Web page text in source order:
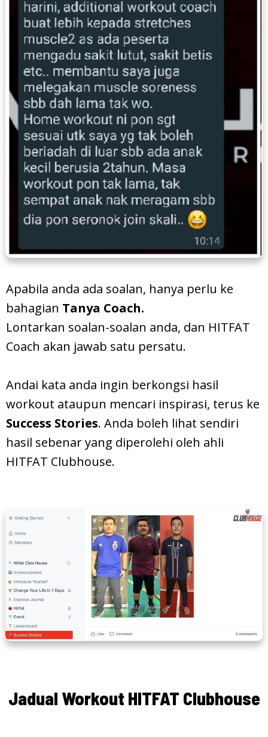
Apabila anda ada soalan, hanya perlu ke
bahagian Tanya Coach.
Lontarkan soalan-soalan anda, dan HITFAT
Coach akan jawab satu persatu.
Andai kata anda ingin berkongsi hasil
workout ataupun mencari inspirasi, terus ke
Success Stories. Anda boleh lihat sendiri
hasil sebenar yang diperolehi oleh ahli
HITFAT Clubhouse.
Jadual Workout HITFAT Clubhouse